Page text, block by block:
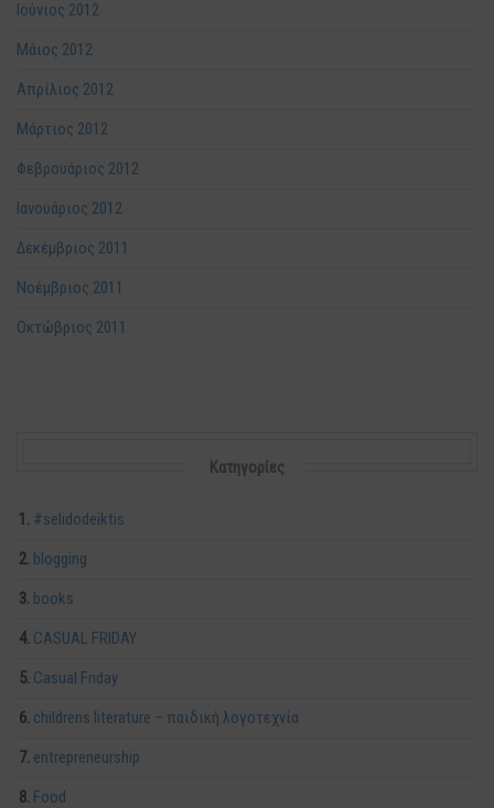
Ιούνιος 2012
Μάιος 2012
Απρίλιος 2012
Μάρτιος 2012
Φεβρουάριος 2012
Ιανουάριος 2012
Δεκέμβριος 2011
Νοέμβριος 2011
Οκτώβριος 2011
Kατηγορίες
#selidodeiktis
blogging
books
CASUAL FRIDAY
Casual Friday
childrens literature – παιδική λογοτεχνία
entrepreneurship
Food